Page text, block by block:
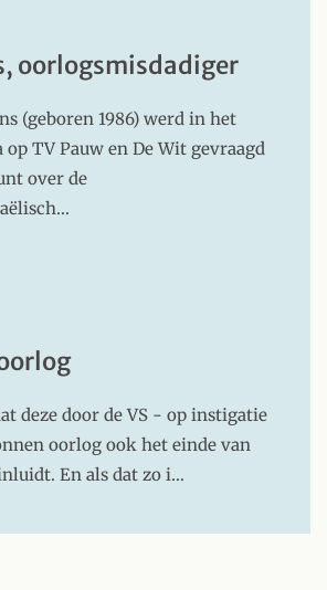
oorlogsmisdadiger
(geboren 1986) werd in het
TV Pauw en De Wit gevraagd
over de
deze door de VS - op instigatie
oorlog ook het einde van
En als dat zo i…